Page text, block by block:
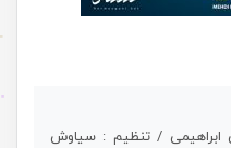
ابراهیمی / تنظیم : سیاوش